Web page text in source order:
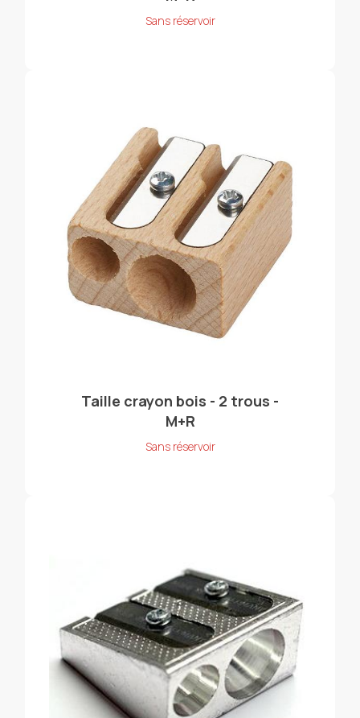
Sans réservoir
Taille crayon bois - 2 trous -
M+R
Sans réservoir